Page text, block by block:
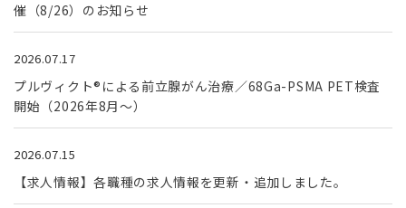
催（8/26）のお知らせ
2026.07.17
プルヴィクト®による前立腺がん治療／68Ga-PSMA PET検査
開始（2026年8月～）
2026.07.15
【求人情報】各職種の求人情報を更新・追加しました。